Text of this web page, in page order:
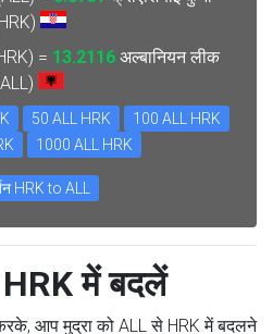
= 13.2116अल्बानियन लीक
50 ALL HRK
100 ALL HRK
1000 ALL HRK
HRK to ALL
में बदलें
करके, आप मुद्रा को ALL से HRK में बदलने